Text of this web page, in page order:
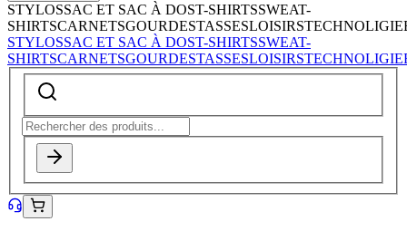
STYLOSSAC ET SAC À DOST-SHIRTSSWEAT-
SHIRTSCARNETSGOURDESTASSESLOISIRSTECHNOLIGIE
STYLOSSAC ET SAC À DOST-SHIRTSSWEAT-
SHIRTSCARNETSGOURDESTASSESLOISIRSTECHNOLIGIE